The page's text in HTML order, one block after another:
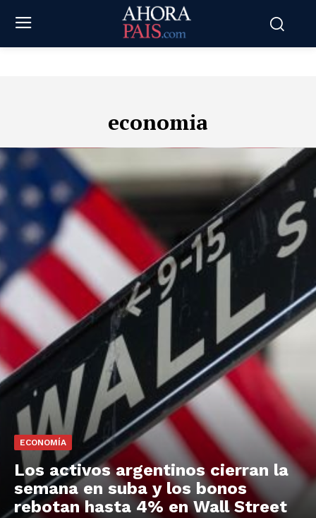
economia
ECONOMÍA
Los activos argentinos cierran la
semana en suba y los bonos
rebotan hasta 4% en Wall Street